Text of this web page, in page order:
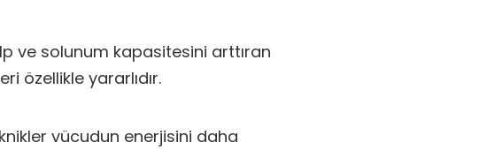
ve solunum kapasitesini arttıran
özellikle yararlıdır.
vücudun enerjisini daha